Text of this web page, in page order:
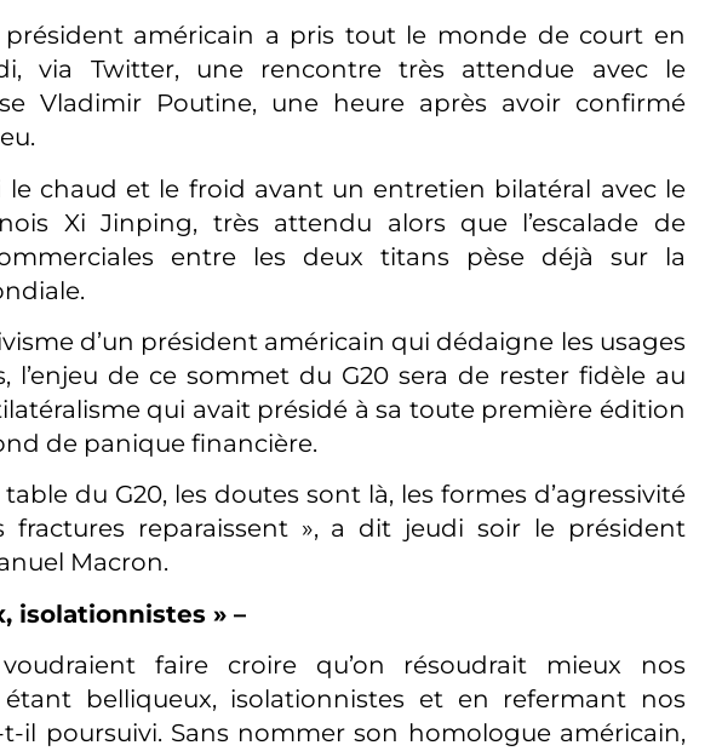
président américain a pris tout le monde de court en
via Twitter, une rencontre très attendue avec le
Vladimir Poutine, une heure après avoir confirmé
le chaud et le froid avant un entretien bilatéral avec le
Xi Jinping, très attendu alors que l’escalade de
entre les deux titans pèse déjà sur la
d’un président américain qui dédaigne les usages
l’enjeu de ce sommet du G20 sera de rester fidèle au
qui avait présidé à sa toute première édition
de panique financière.
du G20, les doutes sont là, les formes d’agressivité
fractures reparaissent », a dit jeudi soir le président
Macron.
isolationnistes » –
faire croire qu’on résoudrait mieux nos
belliqueux, isolationnistes et en refermant nos
t-il poursuivi. Sans nommer son homologue américain,